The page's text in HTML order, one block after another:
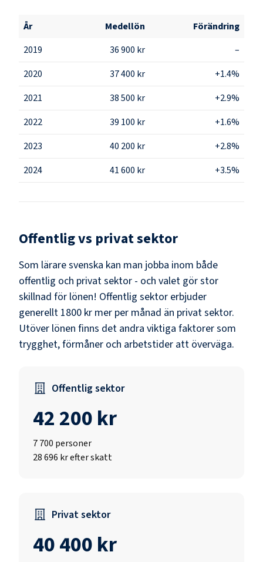
År Medellön
Förändring
2019
36 900 kr
–
2020
37 400 kr
+1.4%
2021
38 500 kr
+2.9%
2022
39 100 kr
+1.6%
2023
40 200 kr
+2.8%
2024
41 600 kr +3.5%
Offentlig vs privat sektor
Som lärare svenska kan man jobba inom både
offentlig och privat sektor - och valet gör stor
skillnad för lönen! Offentlig sektor erbjuder
generellt 1800 kr mer per månad än privat sektor.
Utöver lönen finns det andra viktiga faktorer som
trygghet, förmåner och arbetstider att överväga.
Offentlig sektor
42 200 kr
7 700 personer
28 696 kr efter skatt
Privat sektor
40 400 kr